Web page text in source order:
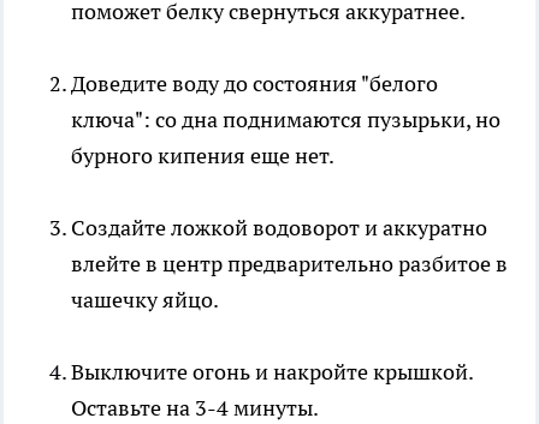
поможет белку свернуться аккуратнее.
Доведите воду до состояния "белого
ключа": со дна поднимаются пузырьки, но
бурного кипения еще нет.
Создайте ложкой водоворот и аккуратно
влейте в центр предварительно разбитое в
чашечку яйцо.
Выключите огонь и накройте крышкой.
Оставьте на 3-4 минуты.